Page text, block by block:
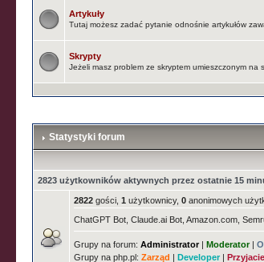
Artykuły
Tutaj możesz zadać pytanie odnośnie artykułów
Skrypty
Jeżeli masz problem ze skryptem umieszczonym
Statystyki forum
2823 użytkowników aktywnych przez ostatnie 15
2822 gości,1 użytkownicy,0 anonimowych
ChatGPT Bot, Claude.ai Bot, Amazon.com,
Grupy na forum:Administrator|Moderator|
Grupy na php.pl:Zarząd |Developer|